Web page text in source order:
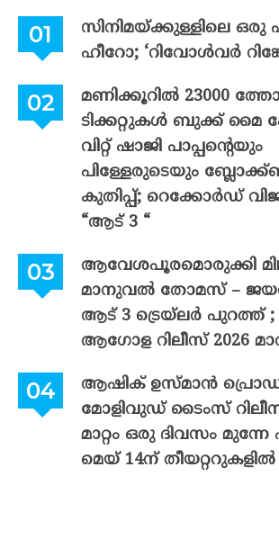
സിനിമയ്ക്കുള്ളിലെ ഒരു
ഹീറോ; ‘റിവോൾവർ
മണിക്കൂറിൽ 23000
ടിക്കറ്റുകൾ ബുക്ക് മൈ
വിറ്റ് ഷാജി പാപ്പന്റെയും
പിള്ളേരുടെയും
കുതിപ്പ്; റെക്കോർഡ്
“ആട് 3 “
ആവേശപൂരമൊരുക്കി
മാനുവൽ തോമസ് –
ആട് 3 ട്രെയ്‌ലർ പുറത്ത് ;
ആഗോള റിലീസ് 2026
ആഷിക് ഉസ്മാൻ
മോളിവുഡ് ടൈംസ്
മാറ്റം ഒരു ദിവസം
മെയ് 14ന്